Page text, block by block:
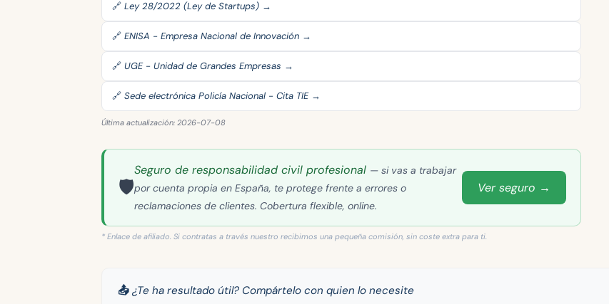
🔗 Ley 28/2022 (Ley de Startups) →
🔗 ENISA - Empresa Nacional de Innovación →
🔗 UGE - Unidad de Grandes Empresas →
🔗 Sede electrónica Policía Nacional - Cita TIE →
Última actualización: 2026-07-08
🛡️
Seguro de responsabilidad civil profesional — si vas a trabajar
por cuenta propia en España, te protege frente a errores o
reclamaciones de clientes. Cobertura flexible, online.
Ver seguro →
* Enlace de afiliado. Si contratas a través nuestro recibimos una pequeña comisión, sin coste extra para ti.
📤 ¿Te ha resultado útil? Compártelo con quien lo necesite